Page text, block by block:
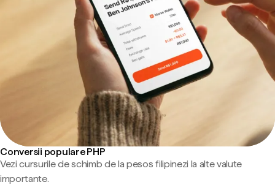
Conversii populare PHP
Vezi cursurile de schimb de la pesos filipinezi la alte valute
importante.